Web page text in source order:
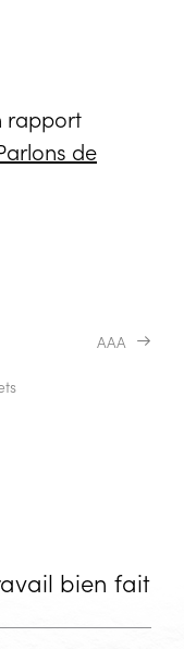
rapport
de
AAA
bien fait